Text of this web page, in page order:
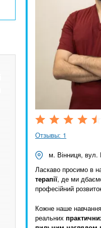
Отзывы: 1
м. Вінниця, вул.
Ласкаво просимо в
терапії, де ми
професійний
Кожне наше
реальних